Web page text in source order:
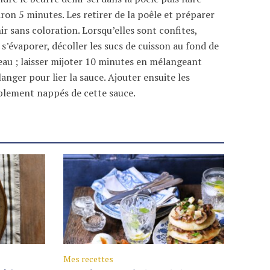
5 minutes. Les retirer de la poêle et préparer
sans coloration. Lorsqu’elles sont confites,
décoller les sucs de cuisson au fond de
; laisser mijoter 10 minutes en mélangeant
pour lier la sauce. Ajouter ensuite les
nappés de cette sauce.
Mes recettes